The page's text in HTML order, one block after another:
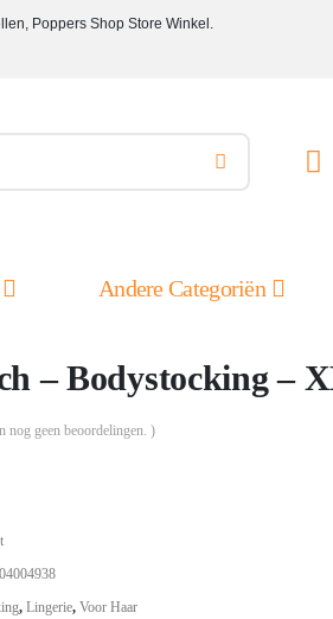
Poppers Shop Store Winkel.
Andere Categoriën
– Bodystocking –
nog geen beoordelingen. )
, Lingerie, Voor Haar